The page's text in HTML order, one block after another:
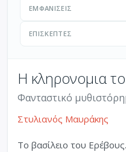
ΕΜΦΑΝΊΣΕΙΣ
ΕΠΙΣΚΈΠΤΕΣ
Η κληρονομια
Φανταστικό
Στυλιανός Μαυράκης
Το βασίλειο του